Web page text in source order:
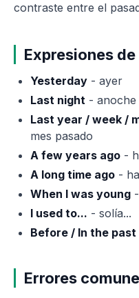
contraste entre el
Expresiones
Yesterday - ayer
Last night - anoche
Last year / week /
mes pasado
A few years ago -
A long time ago -
When I was young
I used to... - solía...
Before / In the past
Errores